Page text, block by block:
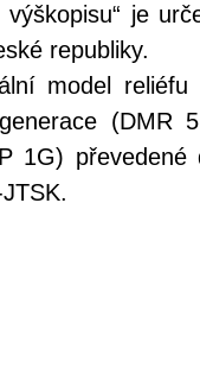
výškopisu“ je
republiky.
model
(DMR
1G)